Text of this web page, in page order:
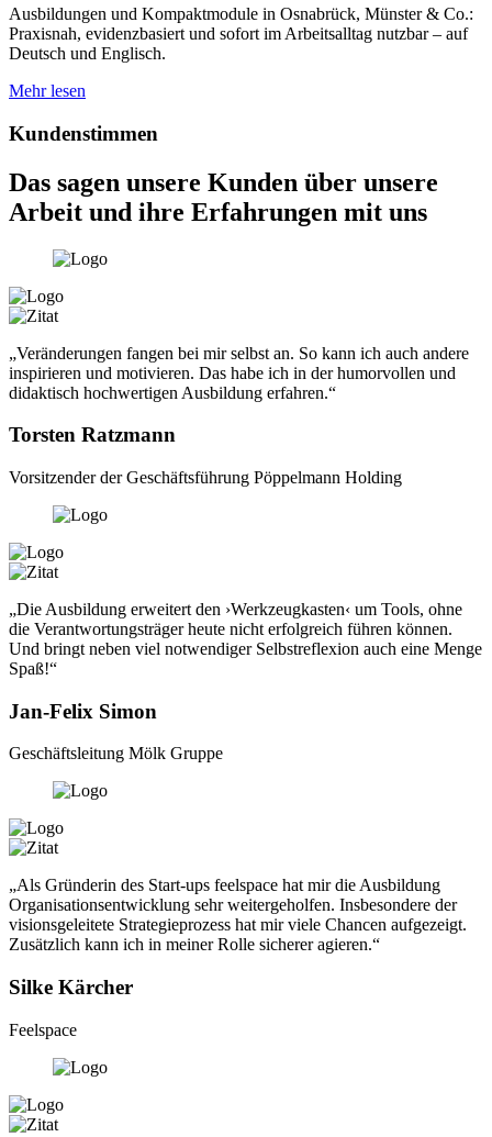
Ausbildungen und Kompaktmodule in Osnabrück, Münster & Co.:
Praxisnah, evidenzbasiert und sofort im Arbeitsalltag nutzbar – auf
Deutsch und Englisch.
Mehr lesen
Kundenstimmen
Das sagen unsere Kunden über unsere
Arbeit und ihre Erfahrungen mit uns
„Veränderungen fangen bei mir selbst an. So kann ich auch andere
inspirieren und motivieren. Das habe ich in der humorvollen und
didaktisch hochwertigen Ausbildung erfahren.“
Torsten Ratzmann
Vorsitzender der Geschäftsführung Pöppelmann Holding
„Die Ausbildung erweitert den ›Werkzeugkasten‹ um Tools, ohne
die Verantwortungsträger heute nicht erfolgreich führen können.
Und bringt neben viel notwendiger Selbstreflexion auch eine Menge
Spaß!“
Jan-Felix Simon
Geschäftsleitung Mölk Gruppe
„Als Gründerin des Start-ups feelspace hat mir die Ausbildung
Organisationsentwicklung sehr weitergeholfen. Insbesondere der
visionsgeleitete Strategieprozess hat mir viele Chancen aufgezeigt.
Zusätzlich kann ich in meiner Rolle sicherer agieren.“
Silke Kärcher
Feelspace